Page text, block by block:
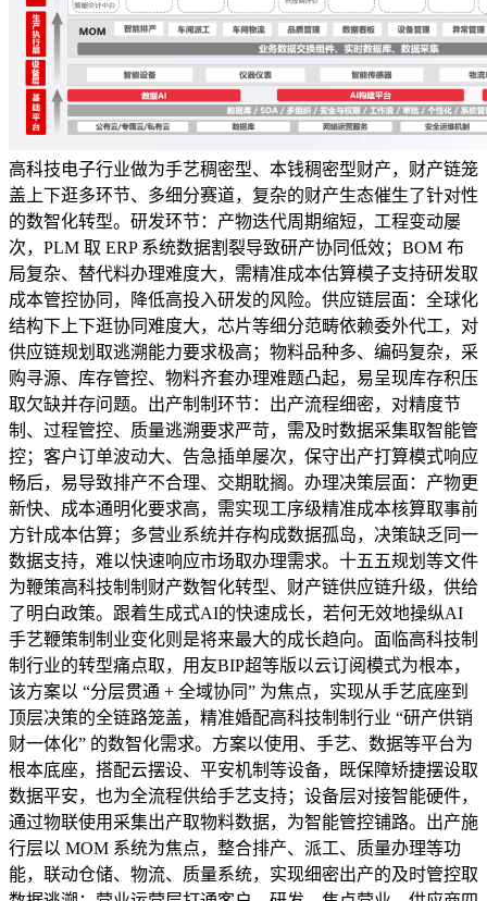
高科技电子行业做为手艺稠密型、本钱稠密型财产，财产链笼
盖上下逛多环节、多细分赛道，复杂的财产生态催生了针对性
的数智化转型。研发环节：产物迭代周期缩短，工程变动屡
次，PLM 取 ERP 系统数据割裂导致研产协同低效；BOM 布
局复杂、替代料办理难度大，需精准成本估算模子支持研发取
成本管控协同，降低高投入研发的风险。供应链层面：全球化
结构下上下逛协同难度大，芯片等细分范畴依赖委外代工，对
供应链规划取逃溯能力要求极高；物料品种多、编码复杂，采
购寻源、库存管控、物料齐套办理难题凸起，易呈现库存积压
取欠缺并存问题。出产制制环节：出产流程细密，对精度节
制、过程管控、质量逃溯要求严苛，需及时数据采集取智能管
控；客户订单波动大、告急插单屡次，保守出产打算模式响应
畅后，易导致排产不合理、交期耽搁。办理决策层面：产物更
新快、成本通明化要求高，需实现工序级精准成本核算取事前
方针成本估算；多营业系统并存构成数据孤岛，决策缺乏同一
数据支持，难以快速响应市场取办理需求。十五五规划等文件
为鞭策高科技制制财产数智化转型、财产链供应链升级，供给
了明白政策。跟着生成式AI的快速成长，若何无效地操纵AI
手艺鞭策制制业变化则是将来最大的成长趋向。面临高科技制
制行业的转型痛点取，用友BIP超等版以云订阅模式为根本，
该方案以 “分层贯通 + 全域协同” 为焦点，实现从手艺底座到
顶层决策的全链路笼盖，精准婚配高科技制制行业 “研产供销
财一体化” 的数智化需求。方案以使用、手艺、数据等平台为
根本底座，搭配云摆设、平安机制等设备，既保障矫捷摆设取
数据平安，也为全流程供给手艺支持；设备层对接智能硬件，
通过物联使用采集出产取物料数据，为智能管控铺路。出产施
行层以 MOM 系统为焦点，整合排产、派工、质量办理等功
能，联动仓储、物流、质量系统，实现细密出产的及时管控取